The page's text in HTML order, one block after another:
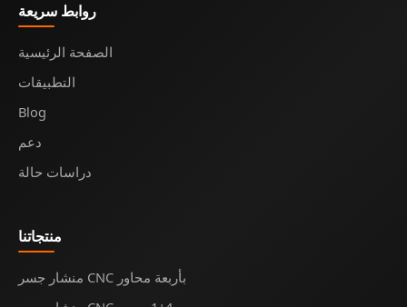
روابط سريعة
الصفحة الرئيسية
التطبيقات
Blog
دعم
دراسات حالة
منتجاتنا
منشار جسر CNC بأربعة محاور